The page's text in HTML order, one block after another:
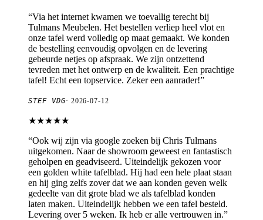
“Via het internet kwamen we toevallig terecht bij
Tulmans Meubelen. Het bestellen verliep heel vlot en
onze tafel werd volledig op maat gemaakt. We konden
de bestelling eenvoudig opvolgen en de levering
gebeurde netjes op afspraak. We zijn ontzettend
tevreden met het ontwerp en de kwaliteit. Een prachtige
tafel! Echt een topservice. Zeker een aanrader!”
STEF VDG· 2026-07-12
★★★★★
“Ook wij zijn via google zoeken bij Chris Tulmans
uitgekomen. Naar de showroom geweest en fantastisch
geholpen en geadviseerd. Uiteindelijk gekozen voor
een golden white tafelblad. Hij had een hele plaat staan
en hij ging zelfs zover dat we aan konden geven welk
gedeelte van dit grote blad we als tafelblad konden
laten maken. Uiteindelijk hebben we een tafel besteld.
Levering over 5 weken. Ik heb er alle vertrouwen in.”